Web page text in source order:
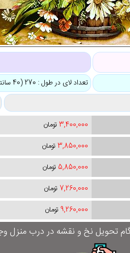
تعداد لای در طول : 270 (40 سانتی متر)
3,400,000 تومان
3,850,000 تومان
5,850,000 تومان
7,260,000 تومان
9,260,000 تومان
تحویل نخ و نقشه در درب منزل